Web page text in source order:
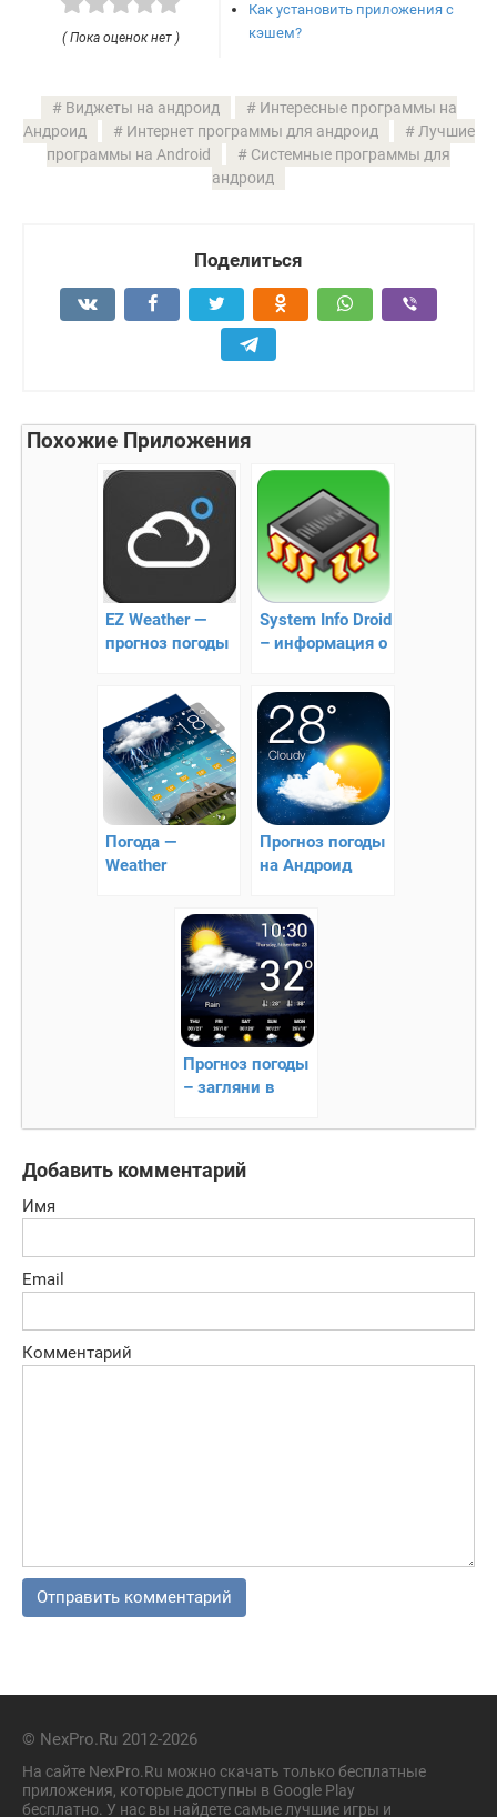
( Пока оценок нет )
Как установить приложения с
кэшем?
Виджеты на андроид
Интересные программы на
Андроид
Интернет программы для андроид
Лучшие
программы на Android
Системные программы для
андроид
Поделиться
Похожие Приложения
EZ Weather —
прогноз погоды
виджеты
System Info Droid
– информация о
Погода —
Weather
Прогноз погоды
на Андроид
Прогноз погоды
– загляни в
Добавить комментарий
Имя
Email
Комментарий
© NexPro.Ru 2012-2026
На сайте NexPro.Ru можно скачать только бесплатные
приложения, которые доступны в Google Play
бесплатно. У нас вы найдете самые лучшие игры и